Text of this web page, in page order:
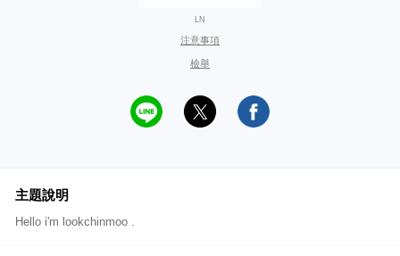
LN
注意事項
檢舉
主題說明
Hello i'm lookchinmoo .